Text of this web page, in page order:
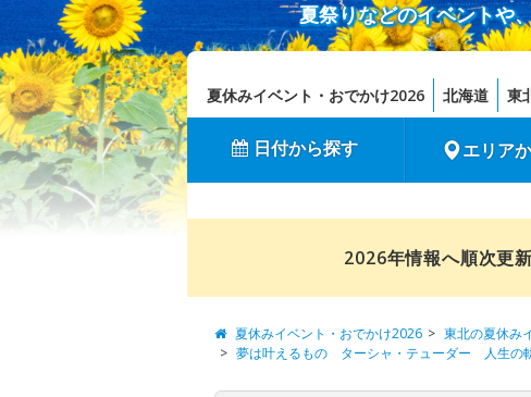
夏祭りなどのイベントや
夏休みイベント・おでかけ2026 北海道 東
日付から探す エリア
2026年情報へ順次更
夏休みイベント・おでかけ2026 東北の夏休み
夢は叶えるもの ターシャ・テューダー 人生の